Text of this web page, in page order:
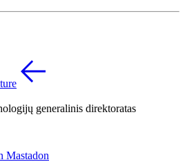
generalinis direktoratas
Mastadon